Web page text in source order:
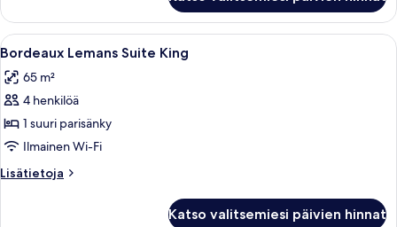
kuvat
View
Room
2
Avaa
kaikki
huonetyypin
Bordeaux
Lemans
Suite
King
kuvat
Hotellihuone, jossa on sänky,
4
Bordeaux Lemans Suite King
65 m²
4 henkilöä
1 suuri parisänky
Ilmainen Wi-Fi
Lisätietoja
Lisätietoja
Katso valitsemiesi päivien hinnat